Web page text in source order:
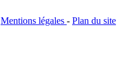
Mentions légales - Plan du site